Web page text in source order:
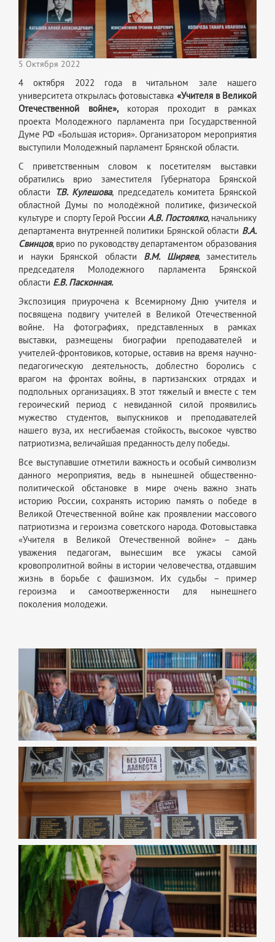
5 Октября 2022
4 октября 2022 года в читальном зале нашего
университета открылась фотовыставка «Учителя в Великой
Отечественной войне»,которая проходит в рамках
проекта Молодежного парламента при Государственной
Думе РФ «Большая история». Организатором мероприятия
выступили Молодежный парламент Брянской области.
С приветственным словом к посетителям выставки
обратились врио заместителя Губернатора Брянской
области
Т.В. Кулешова, председатель комитета Брянской
областной Думы по молодёжной политике, физической
культуре и спорту Герой РоссииА.В. Постоялко, начальнику
департамента внутренней политики Брянской области В.А.
Свинцов, врио по руководству департаментом образования
и науки Брянской области В.М. Ширяев, заместитель
председателя Молодежного парламента Брянской
области Е.В. Пасконная.
Экспозиция приурочена к Всемирному Дню учителя и
посвящена подвигу учителей в Великой Отечественной
войне. На фотографиях, представленных в рамках
выставки, размещены биографии преподавателей и
учителей-фронтовиков, которые, оставив на время научно-
педагогическую деятельность, доблестно боролись с
врагом на фронтах войны, в партизанских отрядах и
подпольных организациях. В этот тяжелый и вместе с тем
героический период с невиданной силой проявились
мужество студентов, выпускников и преподавателей
нашего вуза, их несгибаемая стойкость, высокое чувство
патриотизма, величайшая преданность делу победы.
Все выступавшие отметили важность и особый символизм
данного мероприятия, ведь в нынешней общественно-
политической обстановке в мире очень важно знать
историю России, сохранять историю память о победе в
Великой Отечественной войне как проявлении массового
патриотизма и героизма советского народа. Фотовыставка
«Учителя в Великой Отечественной войне» – дань
уважения педагогам, вынесшим все ужасы самой
кровопролитной войны в истории человечества, отдавшим
жизнь в борьбе с фашизмом. Их судьбы – пример
героизма и самоотверженности для нынешнего
поколения молодежи.